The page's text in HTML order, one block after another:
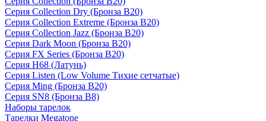
Серия Collection Dry (Бронза B20)
Серия Collection Extreme (Бронза B20)
Серия Collection Jazz (Бронза B20)
Серия Dark Moon (Бронза B20)
Серия FX Series (Бронза B20)
Серия H68 (Латунь)
Серия Listen (Low Volume Тихие сетчатые)
Серия Ming (Бронза B20)
Серия SN8 (Бронза B8)
Наборы тарелок
Тарелки Megatone